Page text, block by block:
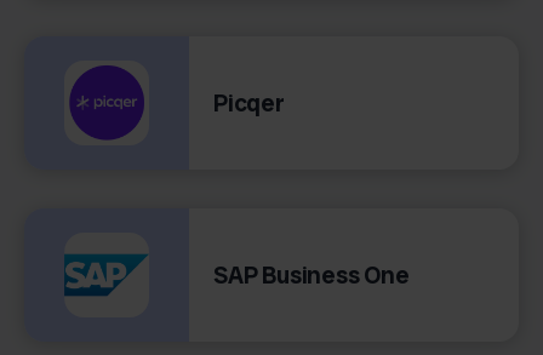
Picqer
SAP Business One